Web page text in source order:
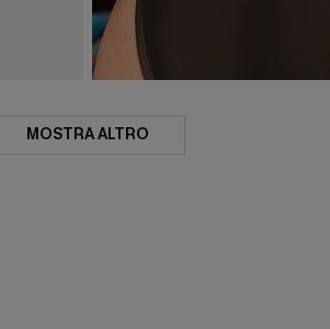
MOSTRA ALTRO